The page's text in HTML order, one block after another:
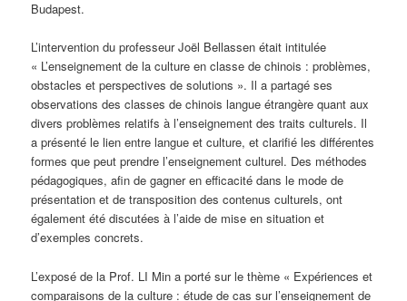
Budapest.
L’intervention du professeur Joël Bellassen était intitulée
« L’enseignement de la culture en classe de chinois : problèmes,
obstacles et perspectives de solutions ». Il a partagé ses
observations des classes de chinois langue étrangère quant aux
divers problèmes relatifs à l’enseignement des traits culturels. Il
a présenté le lien entre langue et culture, et clarifié les différentes
formes que peut prendre l’enseignement culturel. Des méthodes
pédagogiques, afin de gagner en efficacité dans le mode de
présentation et de transposition des contenus culturels, ont
également été discutées à l’aide de mise en situation et
d’exemples concrets.
L’exposé de la Prof. LI Min a porté sur le thème « Expériences et
comparaisons de la culture : étude de cas sur l’enseignement de